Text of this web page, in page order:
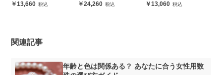
13,660 24,260 13,060
関連記事
年齢と色は関係ある？ あなたに合う女性用数